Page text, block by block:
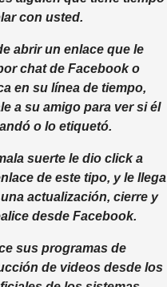
con usted.
abrir un enlace que le
chat de Facebook o
en su línea de tiempo,
a su amigo para ver si él
o lo etiquetó.
suerte le dio click a
de este tipo, y le llega
actualización, cierre y
desde Facebook.
sus programas de
de videos desde los